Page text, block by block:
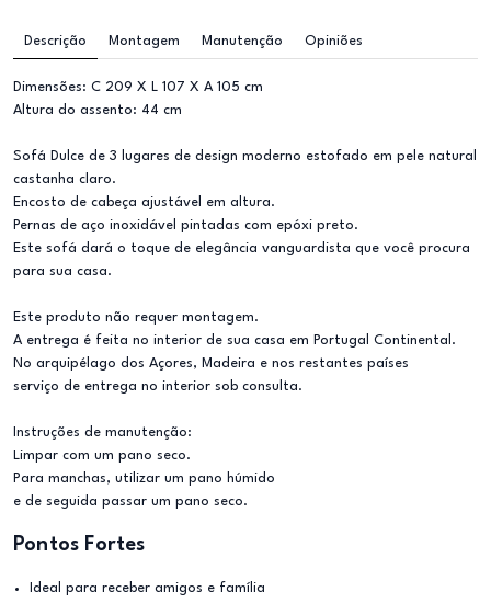
Descrição Montagem Manutenção Opiniões
Dimensões: C 209 X L 107 X A 105 cm
Altura do assento: 44 cm
Sofá Dulce de 3 lugares de design moderno estofado em pele natural
castanha claro.
Encosto de cabeça ajustável em altura.
Pernas de aço inoxidável pintadas com epóxi preto.
Este sofá dará o toque de elegância vanguardista que você procura
para sua casa.
Este produto não requer montagem.
A entrega é feita no interior de sua casa em Portugal Continental.
No arquipélago dos Açores, Madeira e nos restantes países
serviço de entrega no interior sob consulta.
Instruções de manutenção:
Limpar com um pano seco.
Para manchas, utilizar um pano húmido
e de seguida passar um pano seco.
Pontos Fortes
Ideal para receber amigos e família